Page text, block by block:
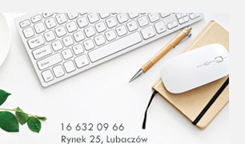
– Puchar Wójta
Zdrój
Klub Nordic
Horyniec